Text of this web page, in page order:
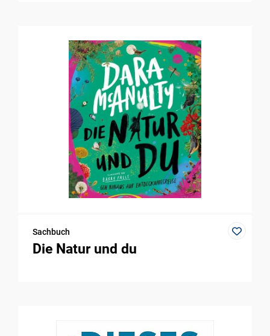
Sachbuch
Die Natur und du